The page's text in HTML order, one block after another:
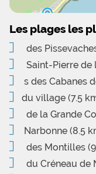
Les plages les
des
Saint-Pierre de
s des Cabanes
du village (7.5
de la Grande
Narbonne (8.5
des Montilles
du Créneau de